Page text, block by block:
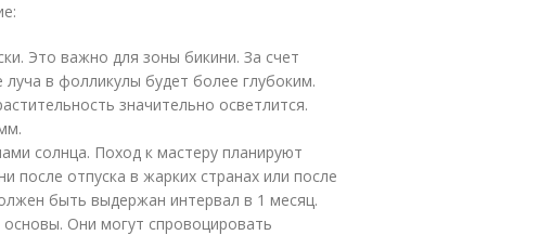
Это важно для зоны бикини. За счет
в фолликулы будет более глубоким.
значительно осветлится.
солнца. Поход к мастеру планируют
после отпуска в жарких странах или после
быть выдержан интервал в 1 месяц.
Они могут спровоцировать